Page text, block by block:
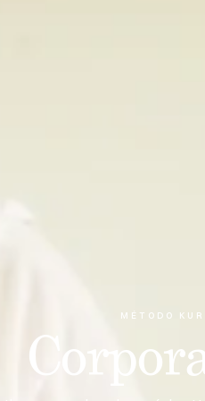
MÉTODO KUR